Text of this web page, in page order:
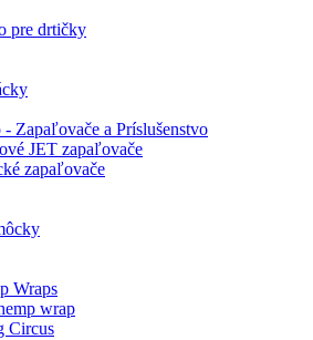
pre drtičky
- Zapaľovače a Príslušenstvo
JET zapaľovače
zapaľovače
Wraps
wrap
Circus